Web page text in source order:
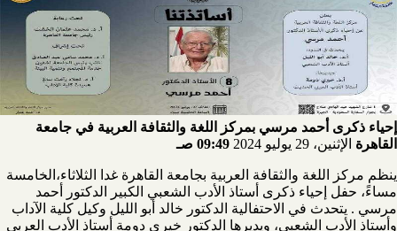
إحياء ذكرى أحمد مرسي بمركز اللغة والثقافة العربية في جامعة
القاهرة الإثنين، 29 يوليو 2024 09:49 صـ
ينظم مركز اللغة والثقافة العربية بجامعة القاهرة غدا الثلاثاء،الخامسة
مساءً، حفل إحياء ذكرى أستاذ الأدب الشعبي الكبير الدكتور أحمد
مرسي . يتحدث في الاحتفالية الدكتور خالد أبو الليل وكيل كلية الآداب
وأستاذ الأدب الشعبي، ويديرها الدكتور خيري دومة أستاذ الأدب العربي